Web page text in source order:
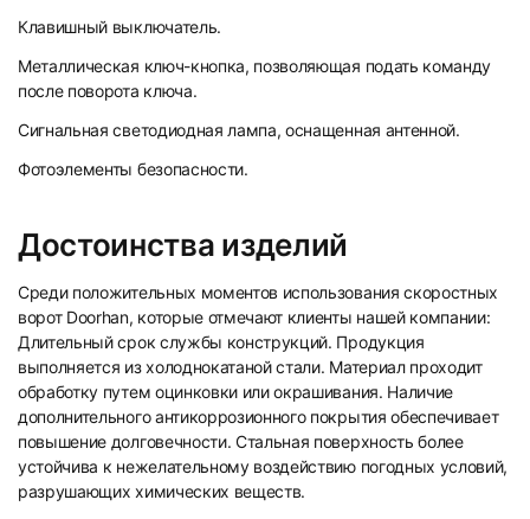
Клавишный выключатель.
Металлическая ключ-кнопка, позволяющая подать команду
после поворота ключа.
Сигнальная светодиодная лампа, оснащенная антенной.
Фотоэлементы безопасности.
Достоинства изделий
Среди положительных моментов использования скоростных
ворот Doorhan, которые отмечают клиенты нашей компании:
Длительный срок службы конструкций. Продукция
выполняется из холоднокатаной стали. Материал проходит
обработку путем оцинковки или окрашивания. Наличие
дополнительного антикоррозионного покрытия обеспечивает
повышение долговечности. Стальная поверхность более
устойчива к нежелательному воздействию погодных условий,
разрушающих химических веществ.